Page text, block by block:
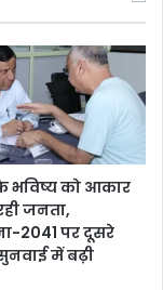
भविष्य को आकार
जनता,
2041 पर दूसरे
में बढ़ी